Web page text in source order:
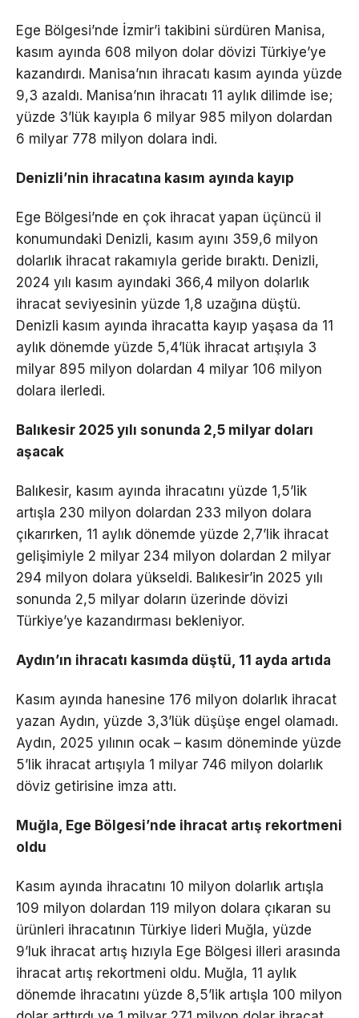
Ege Bölgesi’nde İzmir’i takibini sürdüren Manisa,
kasım ayında 608 milyon dolar dövizi Türkiye’ye
kazandırdı. Manisa’nın ihracatı kasım ayında yüzde
9,3 azaldı. Manisa’nın ihracatı 11 aylık dilimde ise;
yüzde 3’lük kayıpla 6 milyar 985 milyon dolardan
6 milyar 778 milyon dolara indi.
Denizli’nin ihracatına kasım ayında kayıp
Ege Bölgesi’nde en çok ihracat yapan üçüncü il
konumundaki Denizli, kasım ayını 359,6 milyon
dolarlık ihracat rakamıyla geride bıraktı. Denizli,
2024 yılı kasım ayındaki 366,4 milyon dolarlık
ihracat seviyesinin yüzde 1,8 uzağına düştü.
Denizli kasım ayında ihracatta kayıp yaşasa da 11
aylık dönemde yüzde 5,4’lük ihracat artışıyla 3
milyar 895 milyon dolardan 4 milyar 106 milyon
dolara ilerledi.
Balıkesir 2025 yılı sonunda 2,5 milyar doları
aşacak
Balıkesir, kasım ayında ihracatını yüzde 1,5’lik
artışla 230 milyon dolardan 233 milyon dolara
çıkarırken, 11 aylık dönemde yüzde 2,7’lik ihracat
gelişimiyle 2 milyar 234 milyon dolardan 2 milyar
294 milyon dolara yükseldi. Balıkesir’in 2025 yılı
sonunda 2,5 milyar doların üzerinde dövizi
Türkiye’ye kazandırması bekleniyor.
Aydın’ın ihracatı kasımda düştü, 11 ayda artıda
Kasım ayında hanesine 176 milyon dolarlık ihracat
yazan Aydın, yüzde 3,3’lük düşüşe engel olamadı.
Aydın, 2025 yılının ocak – kasım döneminde yüzde
5’lik ihracat artışıyla 1 milyar 746 milyon dolarlık
döviz getirisine imza attı.
Muğla, Ege Bölgesi’nde ihracat artış rekortmeni
oldu
Kasım ayında ihracatını 10 milyon dolarlık artışla
109 milyon dolardan 119 milyon dolara çıkaran su
ürünleri ihracatının Türkiye lideri Muğla, yüzde
9’luk ihracat artış hızıyla Ege Bölgesi illeri arasında
ihracat artış rekortmeni oldu. Muğla, 11 aylık
dönemde ihracatını yüzde 8,5’lik artışla 100 milyon